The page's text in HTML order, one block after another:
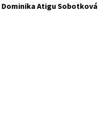
Dominika Atigu Sobotková